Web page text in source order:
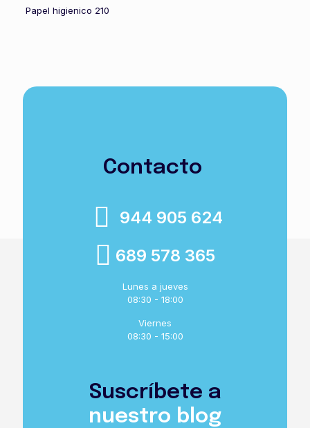
Papel higienico 210
Contacto
944 905 624
689 578 365
Lunes a jueves
08:30 - 18:00
Viernes
08:30 - 15:00
Suscríbete a
nuestro blog